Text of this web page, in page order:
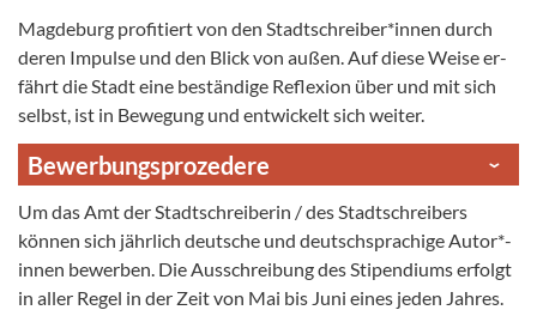
Magdeburg profitiert von den Stadtschreiber*innen durch
deren Impulse und den Blick von außen. Auf diese Weise er­
fährt die Stadt eine beständige Reflexion über und mit sich
selbst, ist in Bewegung und entwickelt sich weiter.
Bewerbungsprozedere
Um das Amt der Stadtschreiberin / des Stadtschreibers
können sich jährlich deutsche und deutschsprachige Auto­r*­
innen bewerben. Die Ausschreibung des Stipendiums erfolgt
in aller Regel in der Zeit von Mai bis Juni eines jeden Jah­res.